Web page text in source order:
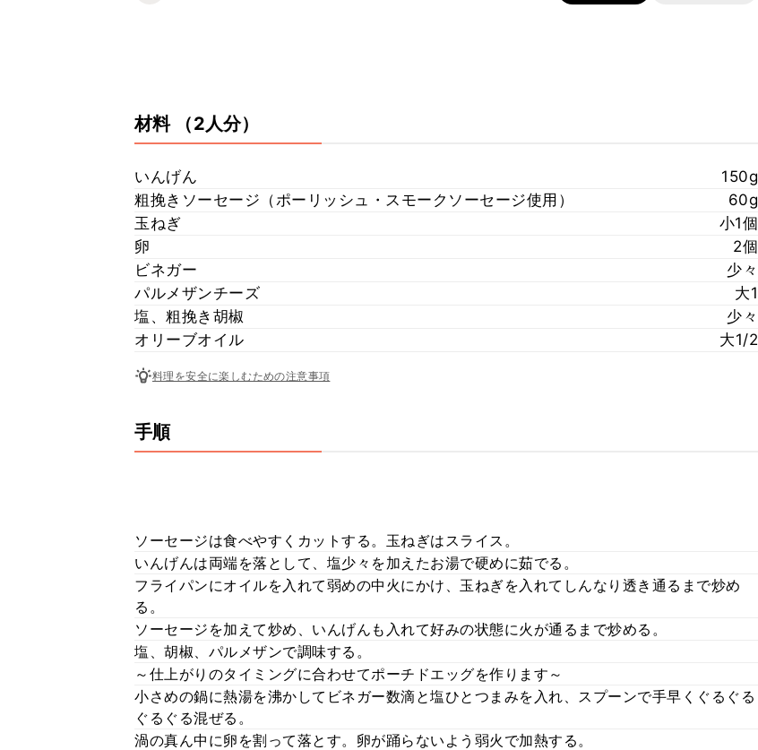
材料 （2人分）
いんげん
150g
粗挽きソーセージ（ポーリッシュ・スモークソーセージ使用）
60g
玉ねぎ
小1個
卵
2個
ビネガー
少々
パルメザンチーズ
大1
塩、粗挽き胡椒
少々
オリーブオイル
大1/2
料理を安全に楽しむための注意事項
手順
ソーセージは食べやすくカットする。玉ねぎはスライス。
いんげんは両端を落として、塩少々を加えたお湯で硬めに茹でる。
フライパンにオイルを入れて弱めの中火にかけ、玉ねぎを入れてしんなり透き通るまで炒め
る。
ソーセージを加えて炒め、いんげんも入れて好みの状態に火が通るまで炒める。
塩、胡椒、パルメザンで調味する。
～仕上がりのタイミングに合わせてポーチドエッグを作ります～
小さめの鍋に熱湯を沸かしてビネガー数滴と塩ひとつまみを入れ、スプーンで手早くぐるぐる
ぐるぐる混ぜる。
渦の真ん中に卵を割って落とす。卵が踊らないよう弱火で加熱する。